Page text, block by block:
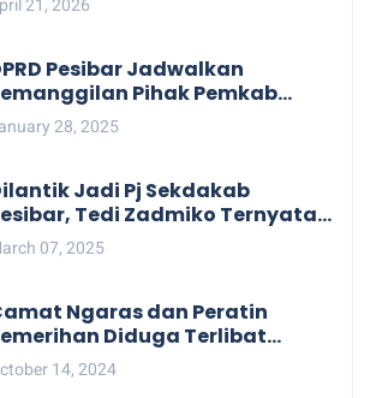
Jukung
21, 2026
Pesibar Jadwalkan
Pihak Pemkab
Nasib dan Status TKD di
2025
28, 2025
Jadi Pj Sekdakab
Tedi Zadmiko Ternyata
Rekam Jejak Gemilang
07, 2025
Ngaras dan Peratin
Diduga Terlibat
Praktis, Mahasiswa
Desak Bawaslu
14, 2024